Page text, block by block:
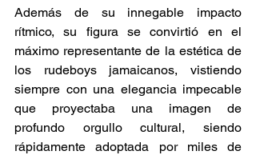
Además de su innegable impacto
rítmico, su figura se convirtió en el
máximo representante de la estética de
los rudeboys jamaicanos, vistiendo
siempre con una elegancia impecable
que proyectaba una imagen de
profundo orgullo cultural, siendo
rápidamente adoptada por miles de